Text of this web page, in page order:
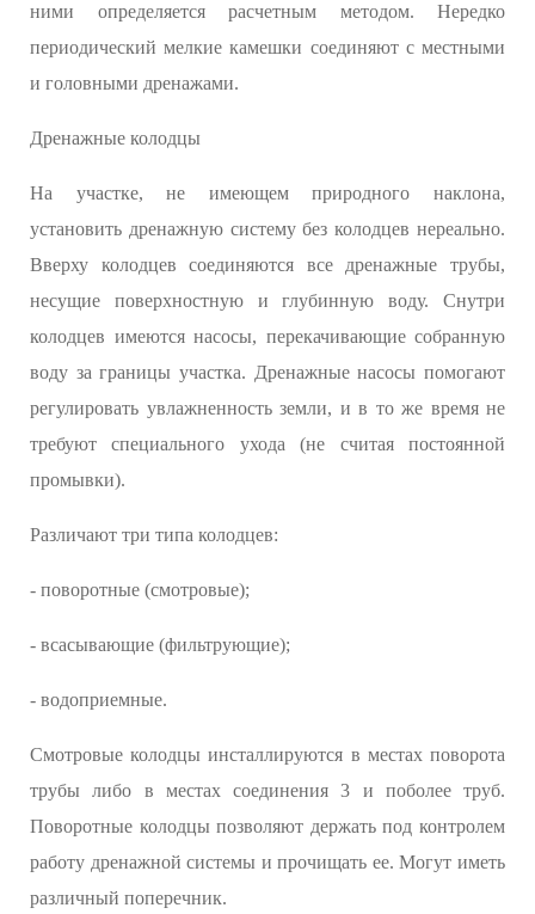
ними определяется расчетным методом. Нередко
периодический мелкие камешки соединяют с местными
и головными дренажами.
Дренажные колодцы
На участке, не имеющем природного наклона,
установить дренажную систему без колодцев нереально.
Вверху колодцев соединяются все дренажные трубы,
несущие поверхностную и глубинную воду. Снутри
колодцев имеются насосы, перекачивающие собранную
воду за границы участка. Дренажные насосы помогают
регулировать увлажненность земли, и в то же время не
требуют специального ухода (не считая постоянной
промывки).
Различают три типа колодцев:
- поворотные (смотровые);
- всасывающие (фильтрующие);
- водоприемные.
Смотровые колодцы инсталлируются в местах поворота
трубы либо в местах соединения 3 и поболее труб.
Поворотные колодцы позволяют держать под контролем
работу дренажной системы и прочищать ее. Могут иметь
различный поперечник.